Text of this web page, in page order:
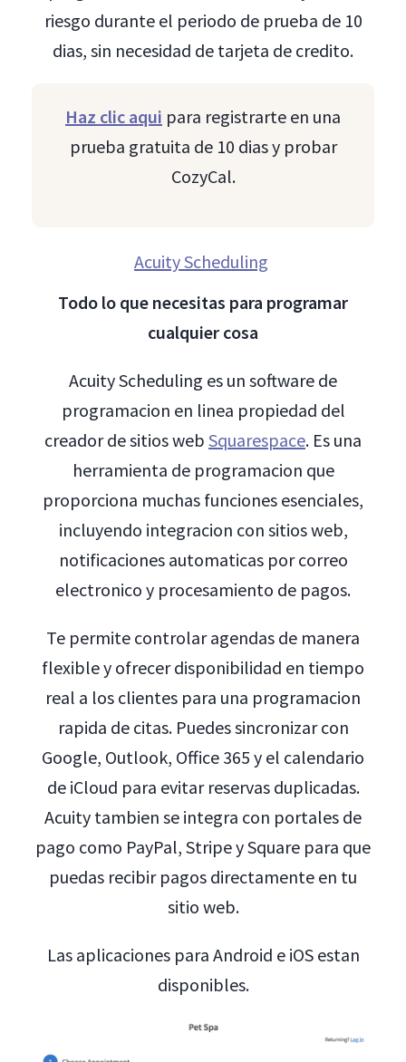
riesgo durante el periodo de prueba de 10
dias, sin necesidad de tarjeta de credito.
Haz clic aqui para registrarte en una
prueba gratuita de 10 dias y probar
CozyCal.
Acuity Scheduling
Todo lo que necesitas para programar
cualquier cosa
Acuity Scheduling es un software de
programacion en linea propiedad del
creador de sitios web Squarespace. Es una
herramienta de programacion que
proporciona muchas funciones esenciales,
incluyendo integracion con sitios web,
notificaciones automaticas por correo
electronico y procesamiento de pagos.
Te permite controlar agendas de manera
flexible y ofrecer disponibilidad en tiempo
real a los clientes para una programacion
rapida de citas. Puedes sincronizar con
Google, Outlook, Office 365 y el calendario
de iCloud para evitar reservas duplicadas.
Acuity tambien se integra con portales de
pago como PayPal, Stripe y Square para que
puedas recibir pagos directamente en tu
sitio web.
Las aplicaciones para Android e iOS estan
disponibles.